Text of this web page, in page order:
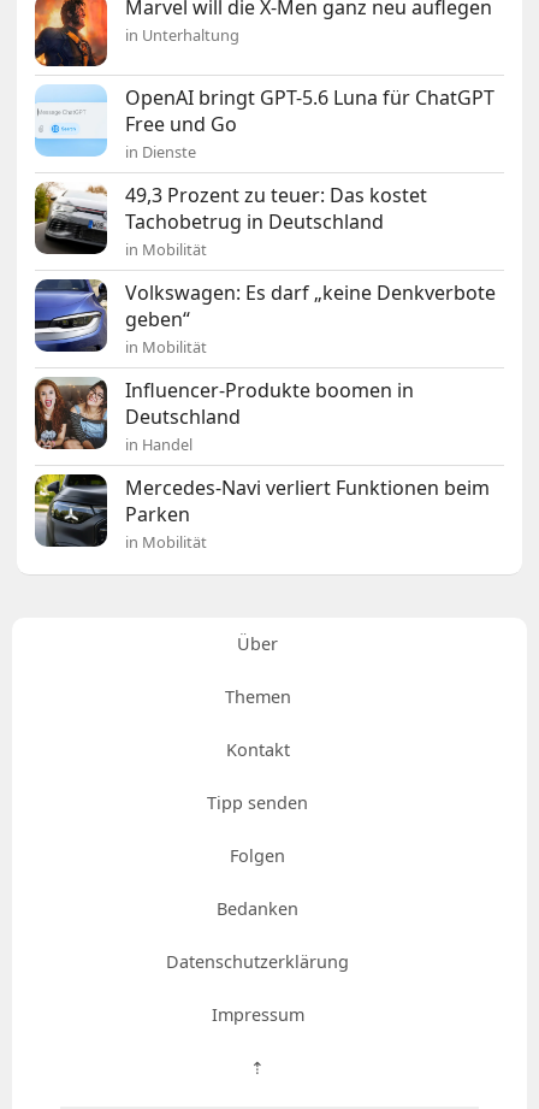
Marvel will die X-Men ganz neu auflegen
in Unterhaltung
OpenAI bringt GPT-5.6 Luna für ChatGPT
Free und Go
in Dienste
49,3 Prozent zu teuer: Das kostet
Tachobetrug in Deutschland
in Mobilität
Volkswagen: Es darf „keine Denkverbote
geben“
in Mobilität
Influencer-Produkte boomen in
Deutschland
in Handel
Mercedes-Navi verliert Funktionen beim
Parken
in Mobilität
Über
Themen
Kontakt
Tipp senden
Folgen
Bedanken
Datenschutzerklärung
Impressum
⇡